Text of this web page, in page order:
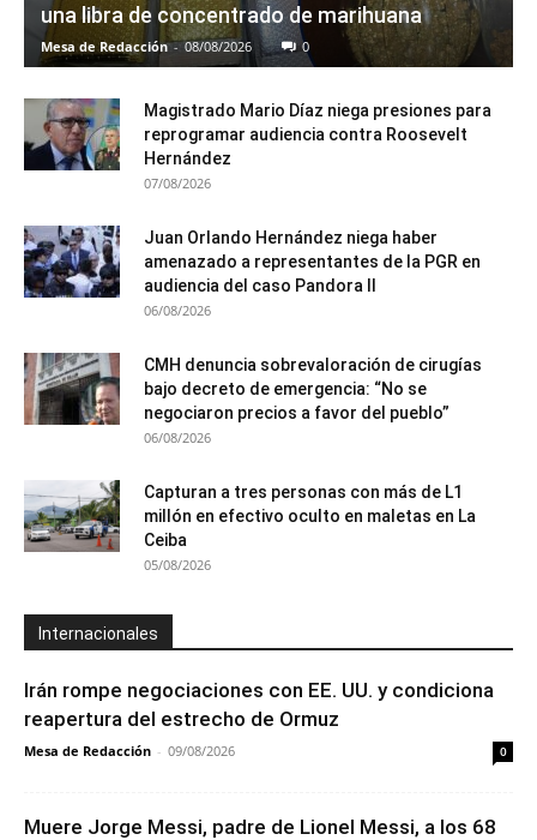
una libra de concentrado de marihuana
Mesa de Redacción - 08/08/2026 0
Magistrado Mario Díaz niega presiones para
reprogramar audiencia contra Roosevelt
Hernández
07/08/2026
Juan Orlando Hernández niega haber
amenazado a representantes de la PGR en
audiencia del caso Pandora II
06/08/2026
CMH denuncia sobrevaloración de cirugías
bajo decreto de emergencia: “No se
negociaron precios a favor del pueblo”
06/08/2026
Capturan a tres personas con más de L1
millón en efectivo oculto en maletas en La
Ceiba
05/08/2026
Internacionales
Irán rompe negociaciones con EE. UU. y condiciona
reapertura del estrecho de Ormuz
Mesa de Redacción - 09/08/2026 0
Muere Jorge Messi, padre de Lionel Messi, a los 68